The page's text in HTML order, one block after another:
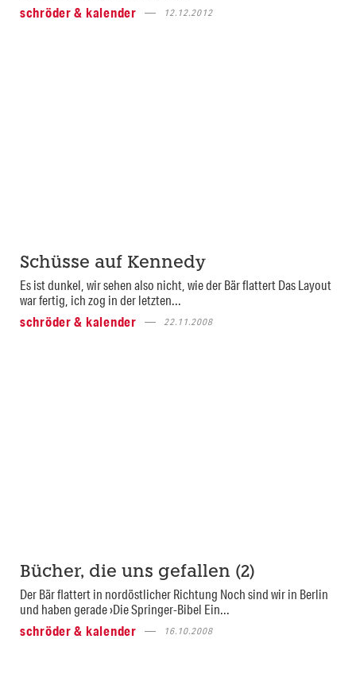
schröder & kalender
12.12.2012
Schüsse auf Kennedy
Es ist dunkel, wir sehen also nicht, wie der Bär flattert Das Layout
war fertig, ich zog in der letzten...
schröder & kalender
22.11.2008
Bücher, die uns gefallen (2)
Der Bär flattert in nordöstlicher Richtung Noch sind wir in Berlin
und haben gerade ›Die Springer-Bibel Ein...
schröder & kalender
16.10.2008